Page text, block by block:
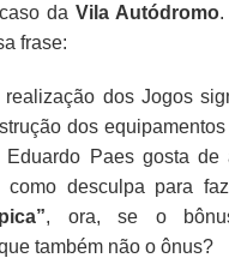
da Vila Autódromo.
frase:
dos Jogos
dos
Paes gosta de
como desculpa para
, ora, se o
também não o ônus?